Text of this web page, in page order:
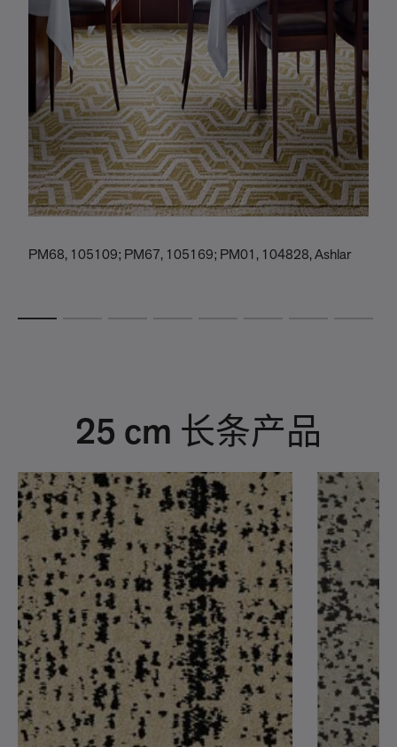
PM68, 105109; PM67, 105169; PM01, 104828, Ashlar
25 cm 长条产品